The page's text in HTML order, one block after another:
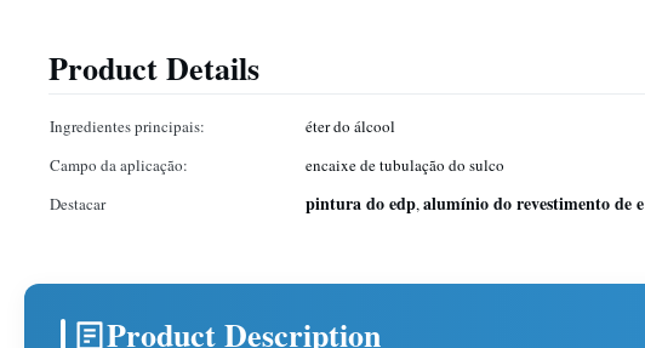
Product Details
Ingredientes principais: éter do álcool
Campo da aplicação:
encaixe de tubulação do sulco
Destacar
pintura do edp,alumínio do revestimento de e
Product Description